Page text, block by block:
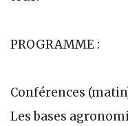
PROGRAMME :
Conférences
Les bases